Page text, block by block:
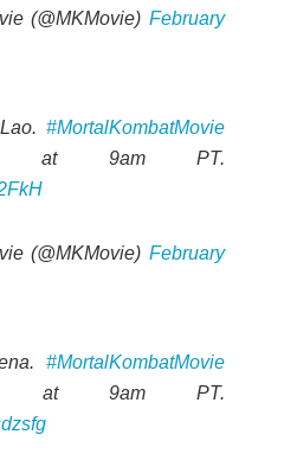
(@MKMovie) February
#MortalKombatMovie
at 9am PT.
(@MKMovie) February
#MortalKombatMovie
at 9am PT.